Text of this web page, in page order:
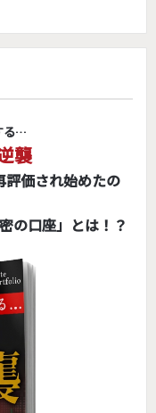
る…
襲
評価され始めたの
の口座」とは！？